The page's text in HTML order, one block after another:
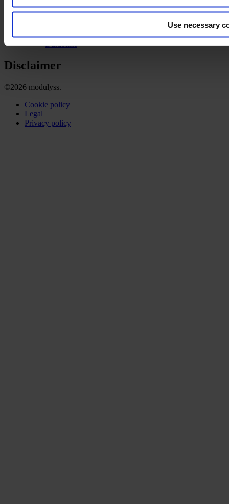
Use necessary
Technique
À propos
Durabilité
Disclaimer
©2026 modulyss.
Cookie policy
Legal
Privacy policy